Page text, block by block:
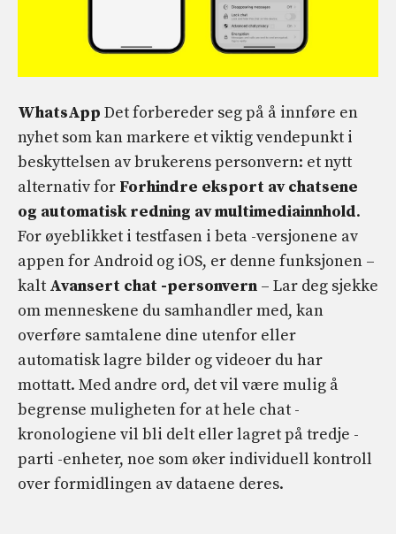
WhatsApp Det forbereder seg på å innføre en
nyhet som kan markere et viktig vendepunkt i
beskyttelsen av brukerens personvern: et nytt
alternativ for Forhindre eksport av chatsene
og automatisk redning av multimediainnhold.
For øyeblikket i testfasen i beta -versjonene av
appen for Android og iOS, er denne funksjonen –
kalt Avansert chat -personvern – Lar deg sjekke
om menneskene du samhandler med, kan
overføre samtalene dine utenfor eller
automatisk lagre bilder og videoer du har
mottatt. Med andre ord, det vil være mulig å
begrense muligheten for at hele chat -
kronologiene vil bli delt eller lagret på tredje -
parti -enheter, noe som øker individuell kontroll
over formidlingen av dataene deres.